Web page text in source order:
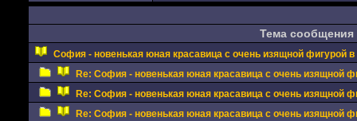
Тема сообщения
София - новенькая юная красавица с очень изящной фигурой в
Re: София - новенькая юная красавица с очень изящной
Re: София - новенькая юная красавица с очень изящной
Re: София - новенькая юная красавица с очень изящной